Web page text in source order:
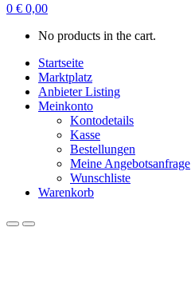
0 € 0,00
No products in the cart.
Startseite
Marktplatz
Anbieter Listing
Meinkonto
Kontodetails
Kasse
Bestellungen
Meine Angebotsanfrage
Wunschliste
Warenkorb